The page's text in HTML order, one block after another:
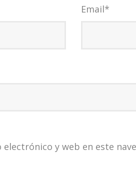
Email*
y web en este